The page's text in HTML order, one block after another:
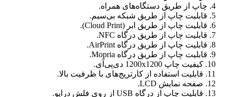
4. چاپ از طریق دستگاه‌های همراه.
5. قابلیت چاپ از طریق شبکه بی‌سیم.
6. قابلیت چاپ از طریق ابر (Cloud Print).
7. قابلیت چاپ از طریق درگاه NFC.
8. قابلیت چاپ از طریق درگاه AirPrint.
9. قابلیت چاپ از طریق درگاه Mopria.
10. کیفیت چاپ 1200x1200 دی‌پی‌آی.
11. قابلیت استفاده از کارتریج‌های با ظرفیت بالا.
12. صفحه نمایش LCD.
13. قابلیت چاپ از درگاه USB از روی فلش درایو.